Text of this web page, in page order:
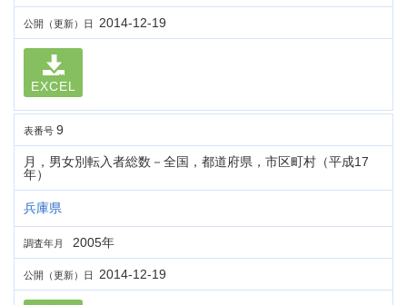
公開（更新）日 2014-12-19
EXCEL
表番号 9
月，男女別転入者総数－全国，都道府県，市区町村（平成17
年）
兵庫県
調査年月 2005年
公開（更新）日 2014-12-19